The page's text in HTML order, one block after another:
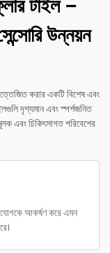
টাইল –
উন্নয়ন
করার একটি বিশেষ এবং
দৃশ্যমান এবং স্পর্শজনিত
এবং চিকিৎসাগত পরিবেশের
আকর্ষণ করে এমন